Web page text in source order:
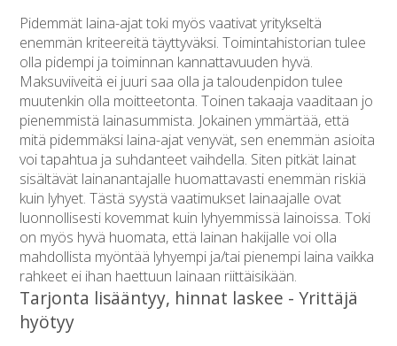
Pidemmät laina-ajat toki myös vaativat yritykseltä
enemmän kriteereitä täyttyväksi. Toimintahistorian tulee
olla pidempi ja toiminnan kannattavuuden hyvä.
Maksuviiveitä ei juuri saa olla ja taloudenpidon tulee
muutenkin olla moitteetonta. Toinen takaaja vaaditaan jo
pienemmistä lainasummista. Jokainen ymmärtää, että
mitä pidemmäksi laina-ajat venyvät, sen enemmän asioita
voi tapahtua ja suhdanteet vaihdella. Siten pitkät lainat
sisältävät lainanantajalle huomattavasti enemmän riskiä
kuin lyhyet. Tästä syystä vaatimukset lainaajalle ovat
luonnollisesti kovemmat kuin lyhyemmissä lainoissa. Toki
on myös hyvä huomata, että lainan hakijalle voi olla
mahdollista myöntää lyhyempi ja/tai pienempi laina vaikka
rahkeet ei ihan haettuun lainaan riittäisikään.
Tarjonta lisääntyy, hinnat laskee - Yrittäjä
hyötyy